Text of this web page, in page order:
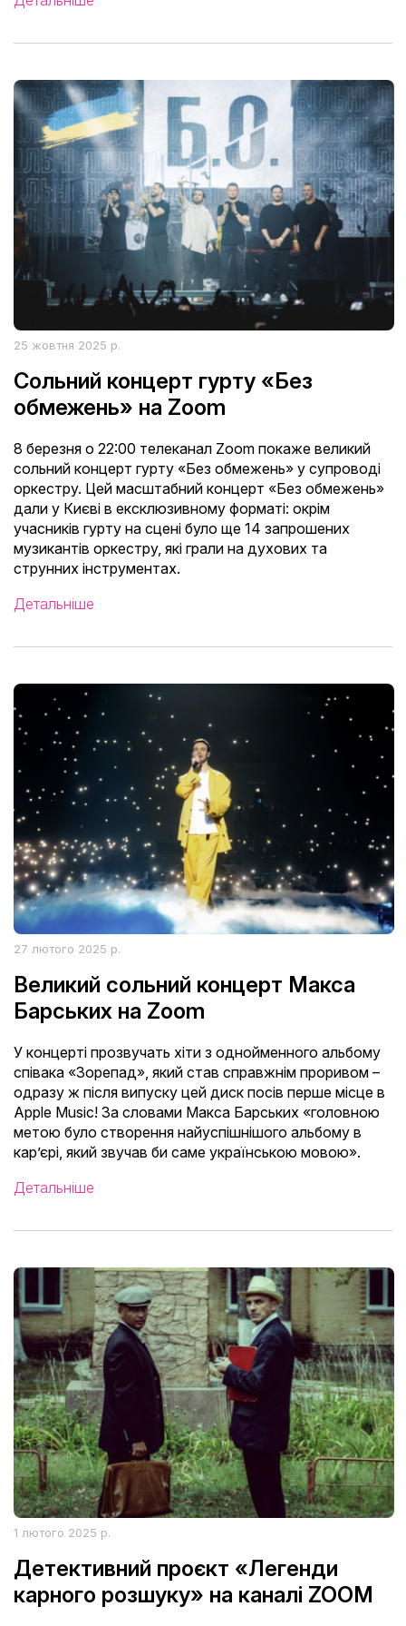
25 жовтня 2025 р.
Сольний концерт гурту «Без
обмежень» на Zoom
8 березня о 22:00 телеканал Zoom покаже великий
сольний концерт гурту «Без обмежень» у супроводі
оркестру. Цей масштабний концерт «Без обмежень»
дали у Києві в ексклюзивному форматі: окрім
учасників гурту на сцені було ще 14 запрошених
музикантів оркестру, які грали на духових та
струнних інструментах.
Детальніше
27 лютого 2025 р.
Великий сольний концерт Макса
Барських на Zoom
У концерті прозвучать хіти з однойменного альбому
співака «Зорепад», який став справжнім проривом –
одразу ж після випуску цей диск посів перше місце в
Apple Music! За словами Макса Барських «головною
метою було створення найуспішнішого альбому в
карʼєрі, який звучав би саме українською мовою».
Детальніше
1 лютого 2025 р.
Детективний проєкт «Легенди
карного розшуку» на каналі ZOOM